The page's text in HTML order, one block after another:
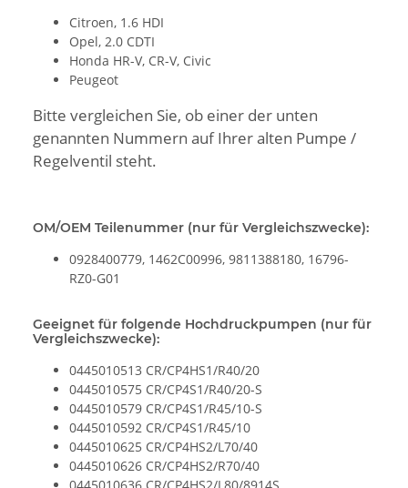
Citroen, 1.6 HDI
Opel, 2.0 CDTI
Honda HR-V, CR-V, Civic
Peugeot
Bitte vergleichen Sie, ob einer der unten
genannten Nummern auf Ihrer alten Pumpe /
Regelventil steht.
OM/OEM Teilenummer (nur für Vergleichszwecke):
0928400779, 1462C00996, 9811388180, 16796-
RZ0-G01
Geeignet für folgende Hochdruckpumpen (nur für
Vergleichszwecke):
0445010513 CR/CP4HS1/R40/20
0445010575 CR/CP4S1/R40/20-S
0445010579 CR/CP4S1/R45/10-S
0445010592 CR/CP4S1/R45/10
0445010625 CR/CP4HS2/L70/40
0445010626 CR/CP4HS2/R70/40